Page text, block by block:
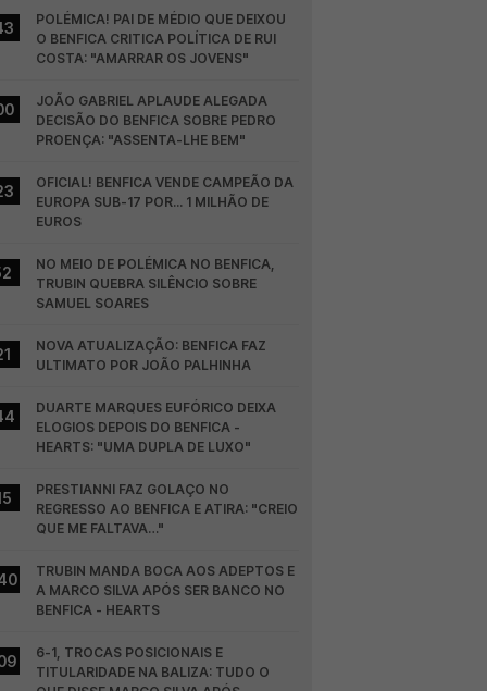
POLÉMICA! PAI DE MÉDIO QUE DEIXOU
O BENFICA CRITICA POLÍTICA DE RUI
COSTA: "AMARRAR OS JOVENS"
JOÃO GABRIEL APLAUDE ALEGADA
DECISÃO DO BENFICA SOBRE PEDRO
PROENÇA: "ASSENTA-LHE BEM"
OFICIAL! BENFICA VENDE CAMPEÃO DA
EUROPA SUB-17 POR... 1 MILHÃO DE
EUROS
NO MEIO DE POLÉMICA NO BENFICA,
TRUBIN QUEBRA SILÊNCIO SOBRE
SAMUEL SOARES
NOVA ATUALIZAÇÃO: BENFICA FAZ
ULTIMATO POR JOÃO PALHINHA
DUARTE MARQUES EUFÓRICO DEIXA
ELOGIOS DEPOIS DO BENFICA -
HEARTS: "UMA DUPLA DE LUXO"
PRESTIANNI FAZ GOLAÇO NO
REGRESSO AO BENFICA E ATIRA: "CREIO
QUE ME FALTAVA…"
TRUBIN MANDA BOCA AOS ADEPTOS E
A MARCO SILVA APÓS SER BANCO NO
BENFICA - HEARTS
6-1, TROCAS POSICIONAIS E
TITULARIDADE NA BALIZA: TUDO O